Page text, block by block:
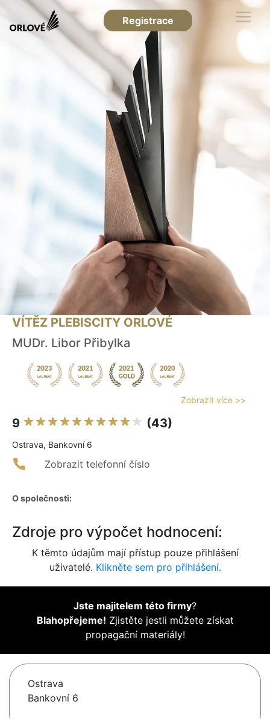
Registrace
VÍTĚZ PLEBISCITY ORLOVÉ
MUDr. Libor Přibylka
Zobrazit více >>
9 (43)
Ostrava, Bankovní 6
Zobrazit telefonní číslo
O společnosti:
Zdroje pro výpočet hodnocení:
K těmto údajům mají přístup pouze přihlášení
uživatelé. Klikněte sem pro přihlášení.
Jste majitelem této firmy?
Blahopřejeme! Zjistěte jestli můžete získat
propagační materiály!
Ostrava
Bankovní 6